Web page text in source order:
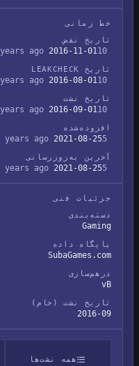
خط زمانی
تاریخ نقض
2016-11-01
تاریخ LEAKCHECK
2016-08-01
تاریخ نشت
2016-09-01
افزوده‌شده
2021-08-25
آخرین به‌روزرسانی
2021-08-25
جزئیات فنی
دسته‌بندی
Gaming
پایگاه داده
SubaGames.com
درهم‌سازی
تاریخ نشت (خام)
2016-09
همه نشت‌ها